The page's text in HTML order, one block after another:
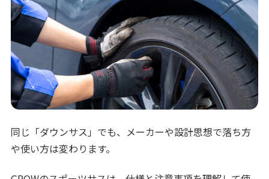
同じ「ダウンサス」でも、メーカーや設計思想で落ち方
や使い方は変わります。